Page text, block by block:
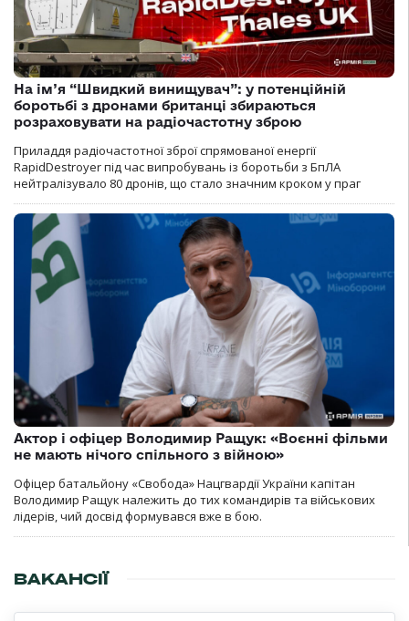
На ім’я “Швидкий винищувач”: у потенційній
боротьбі з дронами британці збираються
розраховувати на радіочастотну зброю
Приладдя радіочастотної зброї спрямованої енергії
RapidDestroyer під час випробувань із боротьби з БпЛА
нейтралізувало 80 дронів, що стало значним кроком у праг
Актор і офіцер Володимир Ращук: «Воєнні фільми
не мають нічого спільного з війною»
Офіцер батальйону «Свобода» Нацгвардії України капітан
Володимир Ращук належить до тих командирів та військових
лідерів, чий досвід формувався вже в бою.
ВАКАНСІЇ